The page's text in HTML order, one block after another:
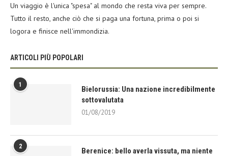
Un viaggio è l'unica "spesa" al mondo che resta viva per sempre.
Tutto il resto, anche ciò che si paga una fortuna, prima o poi si
logora e finisce nell'immondizia.
ARTICOLI PIÙ POPOLARI
1
Bielorussia: Una nazione incredibilmente
sottovalutata
01/08/2019
2
Berenice: bello averla vissuta, ma niente